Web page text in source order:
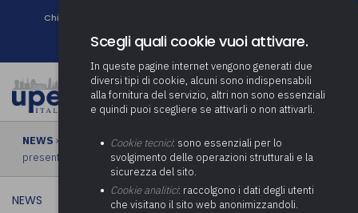
Chi siamo
Newsletter
NEWS › PNRR, chiuso il bando asili nido. Più 76% di domande
presentate dai Comuni
NEWS
Scegli quali cookie vuoi attivare.
In queste pagine internet vengono generati due
diversi tipi di cookie, alcuni sono indispensabili
alla fornitura del servizio, altri non sono essenziali
e quindi puoi scegliere se attivarli o non attivarli.
Cookie tecnici: sono essenziali per lo
svolgimento delle operazioni strutturali e la
sicurezza del sito.
Cookie analitici: raccolgono i dati degli utenti
che visitano il sito web anonimizzandoli.